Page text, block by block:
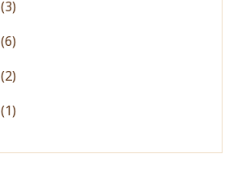
(3)
(6)
(2)
(1)